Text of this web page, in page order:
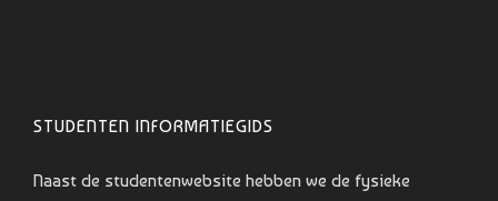
STUDENTEN INFORMATIEGIDS
Naast de studentenwebsite hebben we de fysieke